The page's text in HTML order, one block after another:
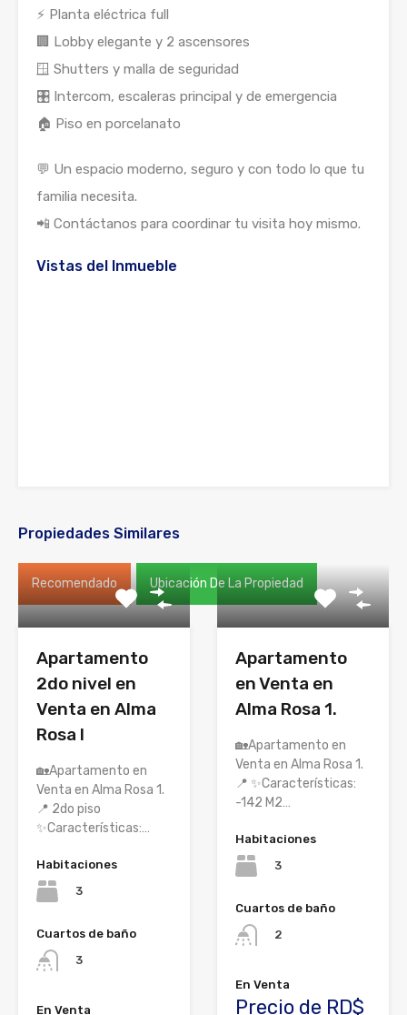
⚡ Planta eléctrica full
🏢 Lobby elegante y 2 ascensores
🪟 Shutters y malla de seguridad
🎛️ Intercom, escaleras principal y de emergencia
🏠 Piso en porcelanato
💬 Un espacio moderno, seguro y con todo lo que tu
familia necesita.
📲 Contáctanos para coordinar tu visita hoy mismo.
Vistas del Inmueble
Propiedades Similares
Recomendado Ubicación De La Propiedad
Apartamento
2do nivel en
Venta en Alma
Rosa I
🏡Apartamento en
Venta en Alma Rosa 1.
📍 2do piso
✨Características:…
Habitaciones
3
Cuartos de baño
3
En Venta
Apartamento
en Venta en
Alma Rosa 1.
🏡Apartamento en
Venta en Alma Rosa 1.
📍 ✨Características:
-142 M2…
Habitaciones
3
Cuartos de baño
2
En Venta
Precio de RD$